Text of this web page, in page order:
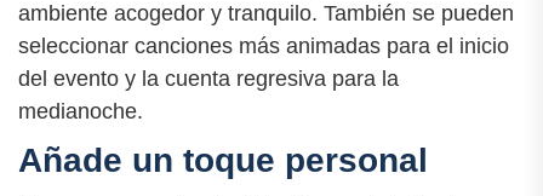
ambiente acogedor y tranquilo. También se pueden
seleccionar canciones más animadas para el inicio
del evento y la cuenta regresiva para la
medianoche.
Añade un toque personal